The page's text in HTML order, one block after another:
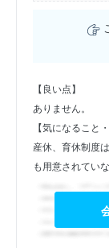
【良い点】
ありません。
【気になること
産休、育休制度
も用意されてい